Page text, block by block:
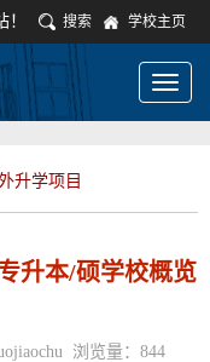
搜索 学校主页
Toggle
升学项目
升本/硕学校概览
浏览量： 844